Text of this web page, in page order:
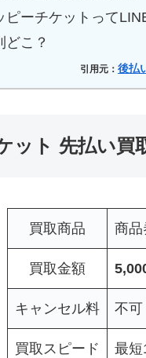
ピーチケットって
どこ？
引用元： 後払
ット 先払い買
買取商品 商品
買取金額
キャンセル料 不可
買取スピード 最短